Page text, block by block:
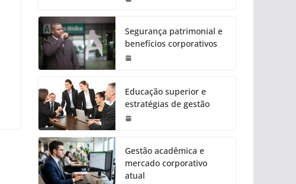
Segurança patrimonial e
benefícios corporativos
Educação superior e
estratégias de gestão
Gestão acadêmica e
mercado corporativo
atual